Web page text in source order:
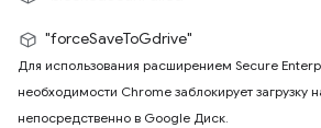
"forceSaveToGdrive"
Для использования расширением Secure
необходимости Chrome заблокирует загрузку
непосредственно в Google Диск.